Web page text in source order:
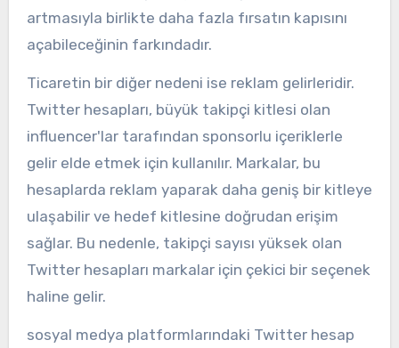
artmasıyla birlikte daha fazla fırsatın kapısını
açabileceğinin farkındadır.
Ticaretin bir diğer nedeni ise reklam gelirleridir.
Twitter hesapları, büyük takipçi kitlesi olan
influencer'lar tarafından sponsorlu içeriklerle
gelir elde etmek için kullanılır. Markalar, bu
hesaplarda reklam yaparak daha geniş bir kitleye
ulaşabilir ve hedef kitlesine doğrudan erişim
sağlar. Bu nedenle, takipçi sayısı yüksek olan
Twitter hesapları markalar için çekici bir seçenek
haline gelir.
sosyal medya platformlarındaki Twitter hesap